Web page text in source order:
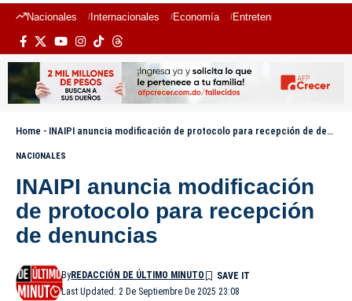
Nacionales Internacionales Economía Entretenimiento
Home - INAIPI anuncia modificación de protocolo para recepción de denuncias
NACIONALES
INAIPI anuncia modificación
de protocolo para recepción
de denuncias
Last Updated: 2 De Septiembre De 2025 23:08
ByREDACCIÓN DE ÚLTIMO MINUTO